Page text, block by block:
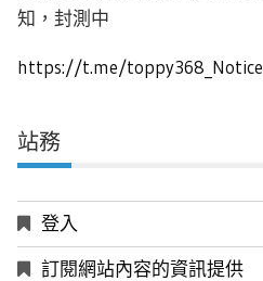
知，封測中
https://t.me/toppy368_Notice
站務
登入
訂閱網站內容的資訊提供